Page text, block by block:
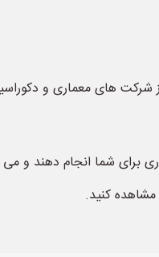
شرکت های معماری و
برای شما انجام دهند و
مشاهده کنید.